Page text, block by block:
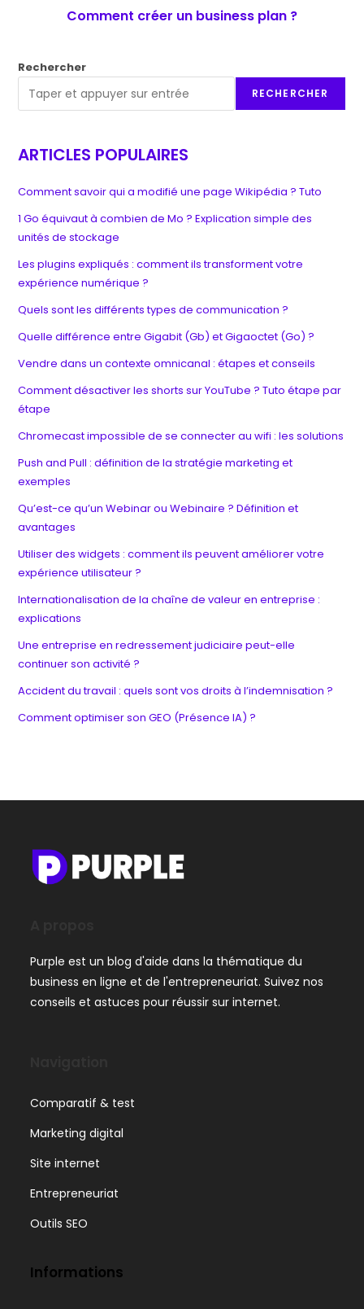
Comment créer un business plan ?
Rechercher
RECHERCHER
ARTICLES POPULAIRES
Comment savoir qui a modifié une page Wikipédia ? Tuto
1 Go équivaut à combien de Mo ? Explication simple des
unités de stockage
Les plugins expliqués : comment ils transforment votre
expérience numérique ?
Quels sont les différents types de communication ?
Quelle différence entre Gigabit (Gb) et Gigaoctet (Go) ?
Vendre dans un contexte omnicanal : étapes et conseils
Comment désactiver les shorts sur YouTube ? Tuto étape par
étape
Chromecast impossible de se connecter au wifi : les solutions
Push and Pull : définition de la stratégie marketing et
exemples
Qu’est-ce qu’un Webinar ou Webinaire ? Définition et
avantages
Utiliser des widgets : comment ils peuvent améliorer votre
expérience utilisateur ?
Internationalisation de la chaîne de valeur en entreprise :
explications
Une entreprise en redressement judiciaire peut-elle
continuer son activité ?
Accident du travail : quels sont vos droits à l’indemnisation ?
Comment optimiser son GEO (Présence IA) ?
Purple est un blog d'aide dans la thématique du
business en ligne et de l'entrepreneuriat. Suivez nos
conseils et astuces pour réussir sur internet.
Comparatif & test
Marketing digital
Site internet
Entrepreneuriat
Outils SEO
Informations